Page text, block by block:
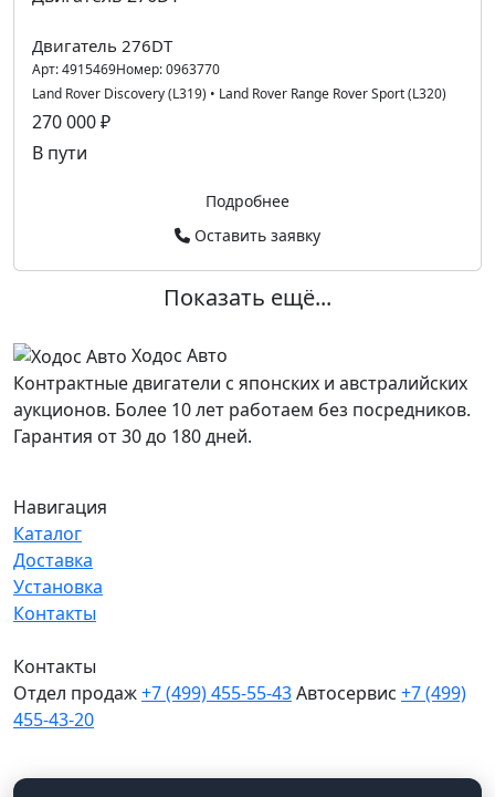
Двигатель 276DT
Арт:4915469Номер:0963770
Land Rover Discovery (L319) • Land Rover Range Rover Sport (L320)
270 000 ₽
В пути
Подробнее
Оставить заявку
Показать ещё...
Ходос Авто
Контрактные двигатели с японских и австралийских
аукционов. Более 10 лет работаем без посредников.
Гарантия от 30 до 180 дней.
Навигация
Каталог
Доставка
Установка
Контакты
Контакты
Отдел продаж+7 (499) 455-55-43Автосервис +7 (499)
455-43-20